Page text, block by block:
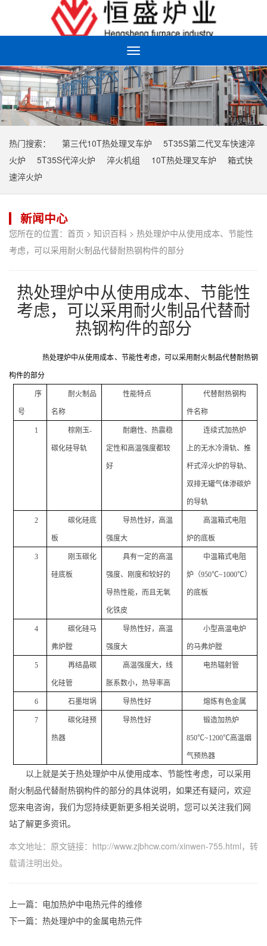
Toggle
navigation
热门搜索： 第三代10T热处理叉车炉
5T35S第二代叉车快速淬
火炉
5T35S代淬火炉 淬火机组 10T热处理叉车炉
箱式快
速淬火炉
新闻中心
您所在的位置： 首页 > 知识百科 > 热处理炉中从使用成本、节能性
考虑，可以采用耐火制品代替耐热钢构件的部分
热处理炉中从使用成本、节能性
考虑，可以采用耐火制品代替耐
热钢构件的部分
热处理炉中从使用成本、节能性考虑，可以采用耐火制品代替耐热钢
构件的部分
序
号
耐火制品
名称
性能特点 代替耐热钢构
件名称
1 棕刚玉-
碳化硅导轨
耐磨性、热震稳
定性和高温强度都较
好
连续式加热炉
上的无水冷滑轨、推
杆式淬火炉的导轨、
双排无罐气体渗碳炉
的导轨
2 碳化硅底
板
导热性好，高温
强度大
高温箱式电阻
炉的底板
3 刚玉碳化
硅底板
具有一定的高温
强度、刚度和较好的
导热性能，而且无氧
化铁皮
中温箱式电阻
炉（950℃~1000℃）
的底板
4 碳化硅马
弗炉膛
导热性好，高温
强度大
小型高温电炉
的马弗炉膛
5 再结晶碳
化硅管
高温强度大，线
胀系数小，热导率高
电热辐射管
6 石墨坩埚 导热性好 熔炼有色金属
7 碳化硅预
热器
导热性好 锻造加热炉
850℃~1200℃高温烟
气预热器
以上就是关于热处理炉中从使用成本、节能性考虑，可以采用
耐火制品代替耐热钢构件的部分的具体说明，如果还有疑问，欢迎
您来电咨询，我们为您持续更新更多相关说明，您可以关注我们网
站了解更多资讯。
本文地址：原文链接： http://www.zjbhcw.com/xinwen-755.html，转
载请注明出处。
上一篇： 电加热炉中电热元件的维修
下一篇： 热处理炉中的金属电热元件